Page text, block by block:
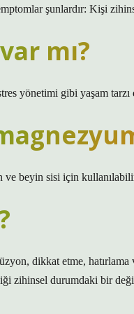
şunlardır: Kişi
mı?
yönetimi gibi yaşam
beyin sisi için
dikkat etme,
zihinsel durumdaki bir